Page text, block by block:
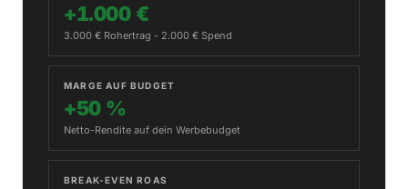
+1.000 €
3.000 € Rohertrag - 2.000 € Spend
MARGE AUF BUDGET
+50 %
Netto-Rendite auf dein Werbebudget
BREAK-EVEN ROAS